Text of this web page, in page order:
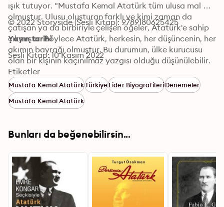
ışık tutuyor. "Mustafa Kemal Atatürk tüm ulusa mal
olmuştur. Ulusu oluşturan farklı ve kimi zaman da
çatışan ya da birbiriyle çelişen öğeler, Atatürk'e sahip
çıkmıştır. Böylece Atatürk, herkesin, her düşüncenin, her
akımın bayrağı olmuştur. Bu durumun, ülke kurucusu
olan bir kişinin kaçınılmaz yazgısı olduğu düşünülebilir.
Fakat, yazgı ne denli kaçınılmaz ise, sonuçları da o
denli şaşırtıcıdır. Çünkü herkesin ve her düşüncenin
benimsediği Atatürk, kendi özgün eylem ve düşünce
çizgisinin çok dışında görülmeye başlanmıştır."
© 2022 Storyside (Sesli Kitap): 9789180625425
Yayın tarihi
Sesli Kitap: 10 Kasım 2022
Etiketler
Mustafa Kemal AtatürkTürkiyeLider BiyografileriDenemeler
Mustafa Kemal Atatürk
Bunları da beğenebilirsin...